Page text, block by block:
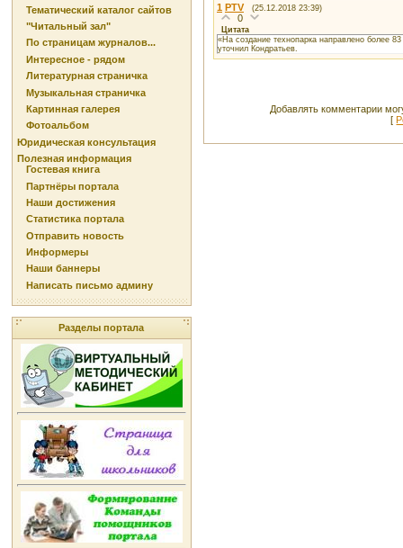
Тематический каталог сайтов
"Читальный зал"
По страницам журналов...
Интересное - рядом
Литературная страничка
Музыкальная страничка
Картинная галерея
Фотоальбом
Юридическая консультация
Полезная информация
Гостевая книга
Партнёры портала
Наши достижения
Статистика портала
Отправить новость
Информеры
Наши баннеры
Написать письмо админу
Разделы портала
1 PTV (25.12.2018 23:39)
0
Цитата
«На создание технопарка направлено более
уточнил Кондратьев.
Добавлять комментарии
[